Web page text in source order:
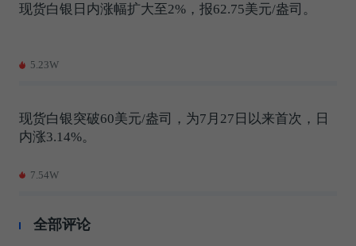
现货白银日内涨幅扩大至2%，报62.75美元/盎司。
5.23W
现货白银突破60美元/盎司，为7月27日以来首次，日
内涨3.14%。
7.54W
全部评论